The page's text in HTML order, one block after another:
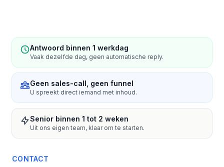
Antwoord binnen 1 werkdag
Vaak dezelfde dag, geen automatische reply.
Geen sales-call, geen funnel
U spreekt direct iemand met inhoud.
Senior binnen 1 tot 2 weken
Uit ons eigen team, klaar om te starten.
CONTACT